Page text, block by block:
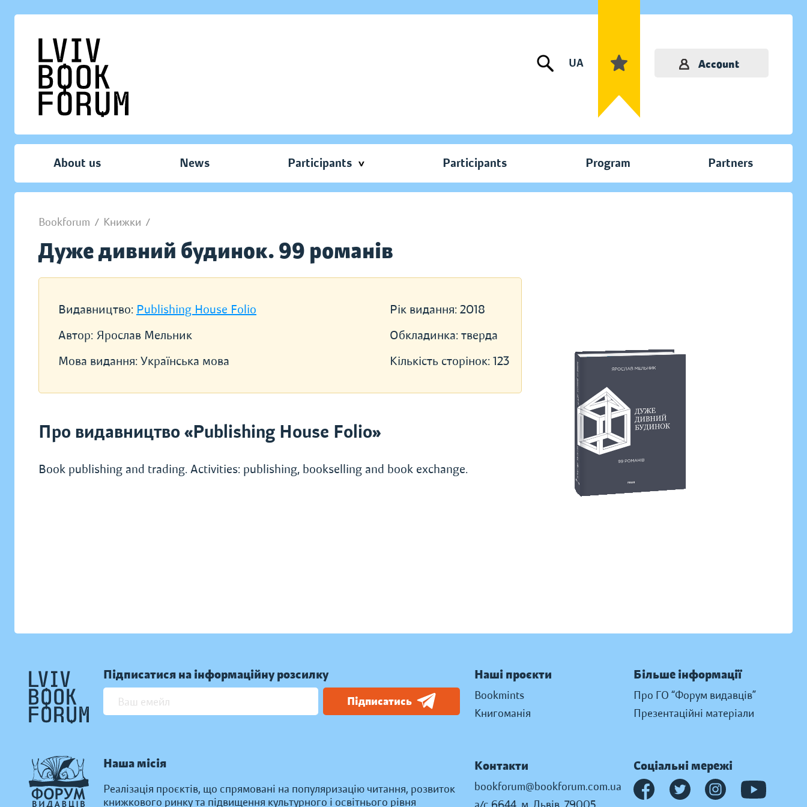
UA Account
About us News Participants Participants Program Partners
Bookforum / Книжки /
Дуже дивний будинок. 99 романів
Видавництво: Publishing House Folio
Автор: Ярослав Мельник
Мова видання: Українська мова
Рік видання: 2018
Обкладинка: тверда
Кількість сторінок: 123
Про видавництво «Publishing House Folio»
Book publishing and trading. Activities: publishing, bookselling and book exchange.
Підписатися на інформаційну розсилку
Підписатись
Наша місія
Реалізація проєктів, що спрямовані на популяризацію читання, розвиток
книжкового ринку та підвищення культурного і освітнього рівня
Наші проєкти
Bookmints
Книгоманія
Більше інформації
Про ГО “Форум видавців”
Презентаційні матеріали
Контакти
bookforum@bookforum.com.ua
Соціальні мережі